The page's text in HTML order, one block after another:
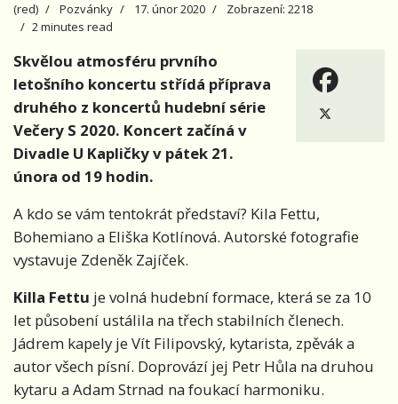
(red) Pozvánky 17. únor 2020
Zobrazení: 2218
2 minutes read
Skvělou atmosféru prvního
letošního koncertu střídá příprava
druhého z koncertů hudební série
Večery S 2020. Koncert začíná v
Divadle U Kapličky v pátek 21.
února od 19 hodin.
A kdo se vám tentokrát představí? Kila Fettu,
Bohemiano a Eliška Kotlínová. Autorské fotografie
vystavuje Zdeněk Zajíček.
Killa Fettu je volná hudební formace, která se za 10
let působení ustálila na třech stabilních členech.
Jádrem kapely je Vít Filipovský, kytarista, zpěvák a
autor všech písní. Doprovází jej Petr Hůla na druhou
kytaru a Adam Strnad na foukací harmoniku.